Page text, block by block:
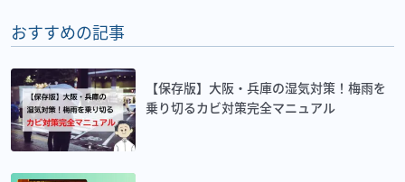
おすすめの記事
【保存版】大阪・兵庫の湿気対策！梅雨を
乗り切るカビ対策完全マニュアル